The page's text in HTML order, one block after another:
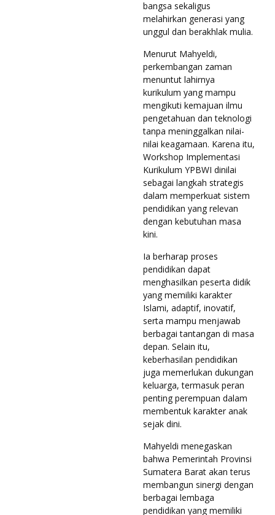
bangsa sekaligus
melahirkan generasi yang
unggul dan berakhlak mulia.
Menurut Mahyeldi,
perkembangan zaman
menuntut lahirnya
kurikulum yang mampu
mengikuti kemajuan ilmu
pengetahuan dan teknologi
tanpa meninggalkan nilai-
nilai keagamaan. Karena itu,
Workshop Implementasi
Kurikulum YPBWI dinilai
sebagai langkah strategis
dalam memperkuat sistem
pendidikan yang relevan
dengan kebutuhan masa
kini.
Ia berharap proses
pendidikan dapat
menghasilkan peserta didik
yang memiliki karakter
Islami, adaptif, inovatif,
serta mampu menjawab
berbagai tantangan di masa
depan. Selain itu,
keberhasilan pendidikan
juga memerlukan dukungan
keluarga, termasuk peran
penting perempuan dalam
membentuk karakter anak
sejak dini.
Mahyeldi menegaskan
bahwa Pemerintah Provinsi
Sumatera Barat akan terus
membangun sinergi dengan
berbagai lembaga
pendidikan yang memiliki